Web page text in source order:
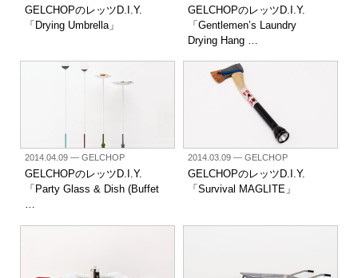
GELCHOPのレッツD.I.Y.
「Drying Umbrella」
GELCHOPのレッツD.I.Y.
「Gentlemen’s Laundry
Drying Hang …
2014.04.09— GELCHOP
GELCHOPのレッツD.I.Y.
「Party Glass & Dish (Buffet
…
2014.03.09— GELCHOP
GELCHOPのレッツD.I.Y.
「Survival MAGLITE」